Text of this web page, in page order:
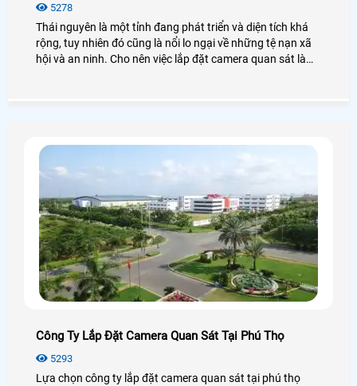
5278
Thái nguyên là một tỉnh đang phát triển và diện tích khá
rộng, tuy nhiên đó cũng là nổi lo ngại về những tệ nạn xã
hội và an ninh. Cho nên việc lắp đặt camera quan sát là
Công Ty Lắp Đặt Camera Quan Sát Tại Phú Thọ
5293
Lựa chọn công ty lắp đặt camera quan sát tại phú thọ